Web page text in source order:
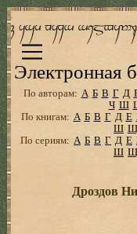
Электронная
По авторам: А Б В Г Д
Ч Ш
По книгам: А Б В Г Д Е
Ш Щ
По сериям: А Б В Г Д Е
Ш Щ
Дроздов